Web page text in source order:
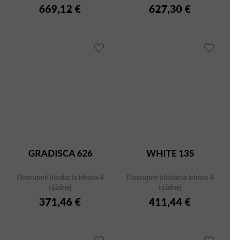
669,12 € 627,30 €
GRADISCA 626
Dostupné (dodacia lehota 4
týždne)
371,46 €
WHITE 135
Dostupné (dodacia lehota 4
týždne)
411,44 €